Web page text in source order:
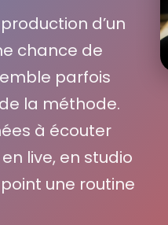
d’un
chance de
parfois
la méthode.
à écouter
live, en studio
une routine